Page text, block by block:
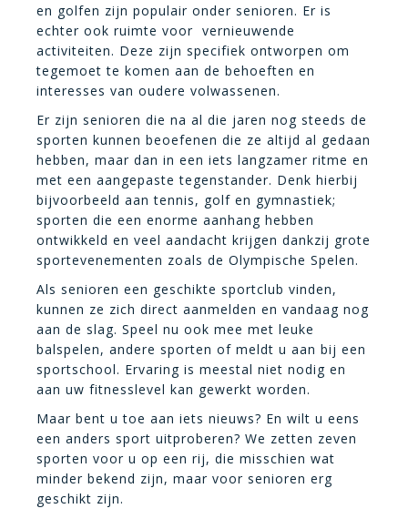
en golfen zijn populair onder senioren. Er is
echter ook ruimte voor vernieuwende
activiteiten. Deze zijn specifiek ontworpen om
tegemoet te komen aan de behoeften en
interesses van oudere volwassenen.
Er zijn senioren die na al die jaren nog steeds de
sporten kunnen beoefenen die ze altijd al gedaan
hebben, maar dan in een iets langzamer ritme en
met een aangepaste tegenstander. Denk hierbij
bijvoorbeeld aan tennis, golf en gymnastiek;
sporten die een enorme aanhang hebben
ontwikkeld en veel aandacht krijgen dankzij grote
sportevenementen zoals de Olympische Spelen.
Als senioren een geschikte sportclub vinden,
kunnen ze zich direct aanmelden en vandaag nog
aan de slag. Speel nu ook mee met leuke
balspelen, andere sporten of meldt u aan bij een
sportschool. Ervaring is meestal niet nodig en
aan uw fitnesslevel kan gewerkt worden.
Maar bent u toe aan iets nieuws? En wilt u eens
een anders sport uitproberen? We zetten zeven
sporten voor u op een rij, die misschien wat
minder bekend zijn, maar voor senioren erg
geschikt zijn.